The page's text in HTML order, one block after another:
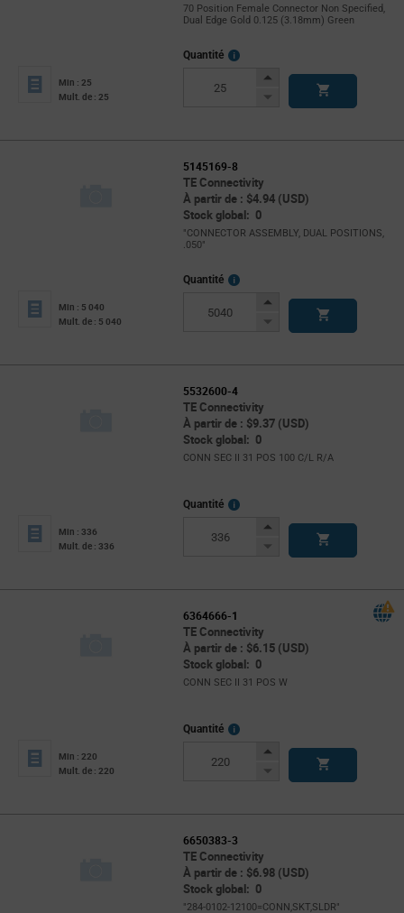
70 Position Female Connector Non Specified,
Dual Edge Gold 0.125 (3.18mm) Green
Min : 25
Mult. de : 25
Quantité
More
Increase
Decrease
5145169-8
TE Connectivity
À partir de : $4.94 (USD)
Stock global: 0
"CONNECTOR ASSEMBLY, DUAL POSITIONS,
.050"
Min : 5 040
Mult. de : 5 040
Quantité
More
Increase
Decrease
5532600-4
TE Connectivity
À partir de : $9.37 (USD)
Stock global: 0
CONN SEC II 31 POS 100 C/L R/A
Min : 336
Mult. de : 336
Quantité
More
Increase
Decrease
6364666-1
TE Connectivity
À partir de : $6.15 (USD)
Stock global: 0
CONN SEC II 31 POS W
Min : 220
Mult. de : 220
Quantité
More
Increase
Decrease
6650383-3
TE Connectivity
À partir de : $6.98 (USD)
Stock global: 0
"284-0102-12100=CONN,SKT,SLDR"